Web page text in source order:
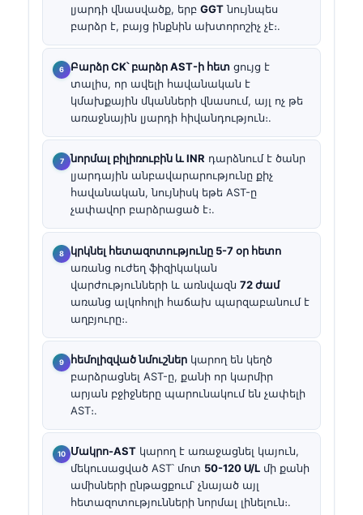
լյարդի վնասվածք, երբ GGTնույնպես
բարձր է, բայց ինքնին ախտորոշիչ չէ։.
Բարձր CK՝ բարձր AST-ի հետ ցույց է
տալիս, որ ավելի հավանական է
կմախքային մկանների վնասում, այլ ոչ թե
առաջնային լյարդի հիվանդություն։.
նորմալ բիլիռուբին և INR դարձնում է ծանր
լյարդային անբավարարությունը քիչ
հավանական, նույնիսկ եթե AST-ը
չափավոր բարձրացած է։.
կրկնել հետազոտությունը 5-7 օր հետո
առանց ուժեղ ֆիզիկական
վարժությունների և առնվազն 72 ժամ
առանց ալկոհոլի հաճախ պարզաբանում է
աղբյուրը։.
հեմոլիզված նմուշներ կարող են կեղծ
բարձրացնել AST-ը, քանի որ կարմիր
արյան բջիջները պարունակում են չափելի
AST։.
Մակրո-AST կարող է առաջացնել կայուն,
մեկուսացված AST՝ մոտ 50-120 U/L մի քանի
ամիսների ընթացքում՝ չնայած այլ
հետազոտությունների նորմալ լինելուն։.